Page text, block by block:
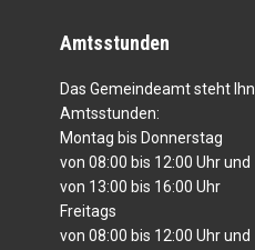
Amtsstunden
Das Gemeindeamt steht
Amtsstunden:
Montag bis Donnerstag
von 08:00 bis 12:00 Uhr und
von 13:00 bis 16:00 Uhr
Freitags
von 08:00 bis 12:00 Uhr und